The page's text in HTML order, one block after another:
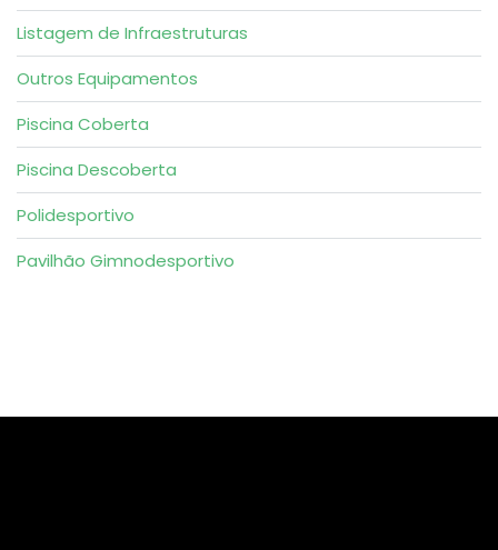
Listagem de Infraestruturas
Outros Equipamentos
Piscina Coberta
Piscina Descoberta
Polidesportivo
Pavilhão Gimnodesportivo